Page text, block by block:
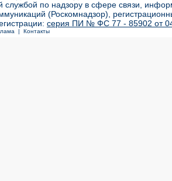
службой по надзору в сфере связи,
(Роскомнадзор),
серия ПИ № ФС 77 - 85902 от 04
| Контакты